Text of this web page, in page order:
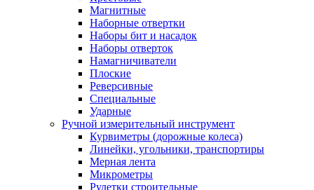
Магнитные
Наборные отвертки
Наборы бит и насадок
Наборы отверток
Намагничиватели
Плоские
Реверсивные
Специальные
Ударные
Ручной измерительный инструмент
Курвиметры (дорожные колеса)
Линейки, угольники, транспортиры
Мерная лента
Микрометры
Рулетки строительные